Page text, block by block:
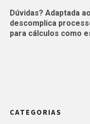
Dúvidas? Adaptada
descomplica
para cálculos como
CATEGORIAS